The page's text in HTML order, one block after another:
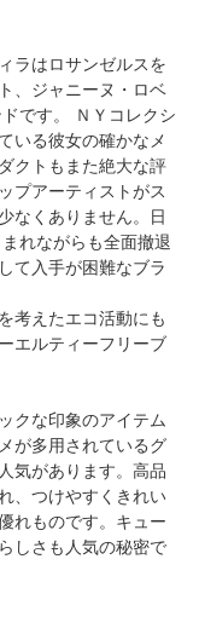
ラはロサンゼルスを
、ジャニーヌ・ロベ
です。 ＮＹコレクシ
いる彼女の確かなメ
クトもまた絶大な評
プアーティストがス
なくありません。日
れながらも全面撤退
て入手が困難なブラ
考えたエコ活動にも
エルティーフリーブ
クな印象のアイテム
が多用されているグ
気があります。高品
、つけやすくきれい
れものです。キュー
しさも人気の秘密で